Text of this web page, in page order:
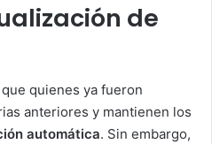
de
quienes ya fueron
anteriores y mantienen los
automática. Sin embargo,